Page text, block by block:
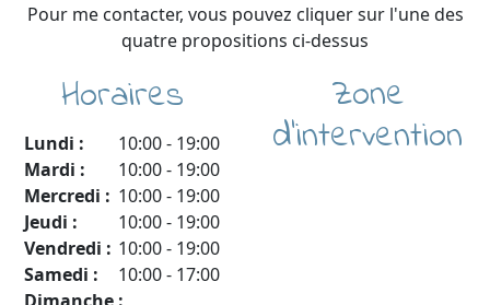
Horaires
Lundi : 10:00- 19:00
Mardi :
10:00- 19:00
Mercredi : 10:00- 19:00
Jeudi :
10:00- 19:00
Vendredi : 10:00- 19:00
Samedi :
10:00- 17:00
Pour me contacter, vous pouvez cliquer sur l'une des
quatre propositions ci-dessus
Zone
d'intervention